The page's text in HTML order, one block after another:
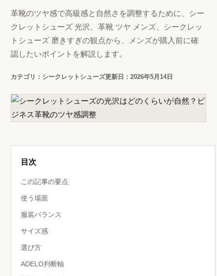
革靴のツヤ感で高級感と自然さを調整するために、シー
クレットシューズ 光沢、革靴 ツヤ メンズ、シークレッ
トシューズ 磨きすぎの観点から、メンズが購入前に確
認したいポイントを解説します。
カテゴリ：シークレットシューズ更新日：2026年5月14日
目次
この記事の要点
使う場面
服装バランス
サイズ感
選び方
ADELO判断軸